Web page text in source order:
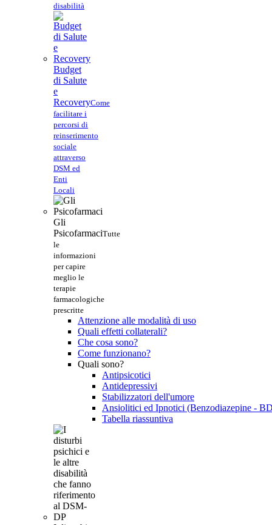
disabilità
Budget
di Salute
e
RecoveryCome
facilitare i
percorsi di
reinserimento
sociale
attraverso
DSM ed
Enti
Locali
Gli
PsicofarmaciTutte
le
informazioni
per capire
meglio le
terapie
farmacologiche
prescritte
Attenzione alle modalità di uso
Quali effetti collaterali?
Che cosa sono?
Come funzionano?
Quali sono?
Antipsicotici
Antidepressivi
Stabilizzatori dell'umore
Ansiolitici ed Ipnotici (Benzodiazepine -
Tabella riassuntiva